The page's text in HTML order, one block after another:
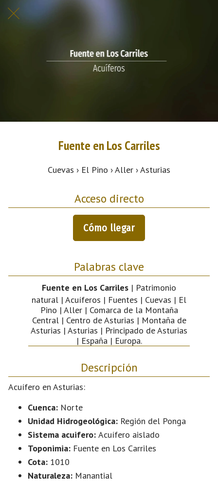
Fuente en Los Carriles
Cuevas › El Pino › Aller › Asturias
Acceso directo
Cómo llegar
Palabras clave
Fuente en Los Carriles | Patrimonio
natural | Acuíferos | Fuentes | Cuevas | El
Pino | Aller | Comarca de la Montaña
Central | Centro de Asturias | Montaña de
Asturias | Asturias | Principado de Asturias
| España | Europa.
Descripción
Acuífero en Asturias:
Cuenca: Norte
Unidad Hidrogeológica: Región del Ponga
Sistema acuifero: Acuífero aislado
Toponimia: Fuente en Los Carriles
Cota: 1010
Naturaleza: Manantial